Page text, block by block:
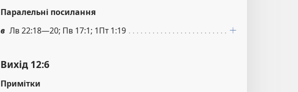
Паралельні посилання
в Лв 22:18—20; Пв 17:1; 1Пт 1:19
Вихід 12:6
Примітки